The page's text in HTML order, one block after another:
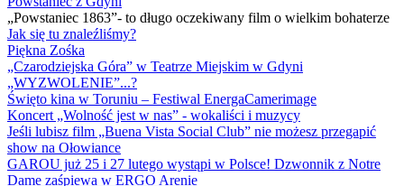
„Powstaniec 1863”- to długo oczekiwany film o wielkim bohaterze
Jak się tu znaleźliśmy?
Piękna Zośka
„Czarodziejska Góra” w Teatrze Miejskim w Gdyni
„WYZWOLENIE”...?
Święto kina w Toruniu – Festiwal EnergaCamerimage
Koncert „Wolność jest w nas” - wokaliści i muzycy
Jeśli lubisz film „Buena Vista Social Club” nie możesz przegapić
show na Ołowiance
GAROU już 25 i 27 lutego wystąpi w Polsce! Dzwonnik z Notre
Dame zaśpiewa w ERGO Arenie